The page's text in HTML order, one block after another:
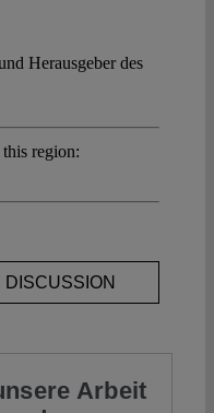
Herausgeber des
region:
DISCUSSION
Arbeit